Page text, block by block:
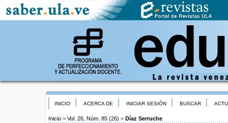
INICIO ACERCA DE INICIAR SESIÓN BUSCAR
Inicio > Vol. 26, Núm. 85 (26) > Díaz Serruche